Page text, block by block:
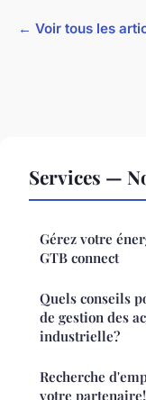
← Voir tous les
Services —
Gérez votre
GTB connect
Quels conseils
de gestion des
industrielle?
Recherche
votre partenaire!